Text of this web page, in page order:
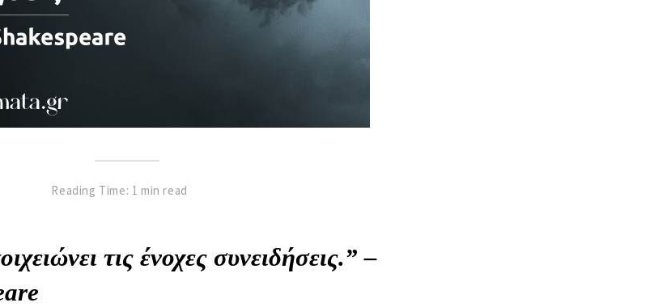
Reading Time: 1 min read
τις ένοχες συνειδήσεις.” –